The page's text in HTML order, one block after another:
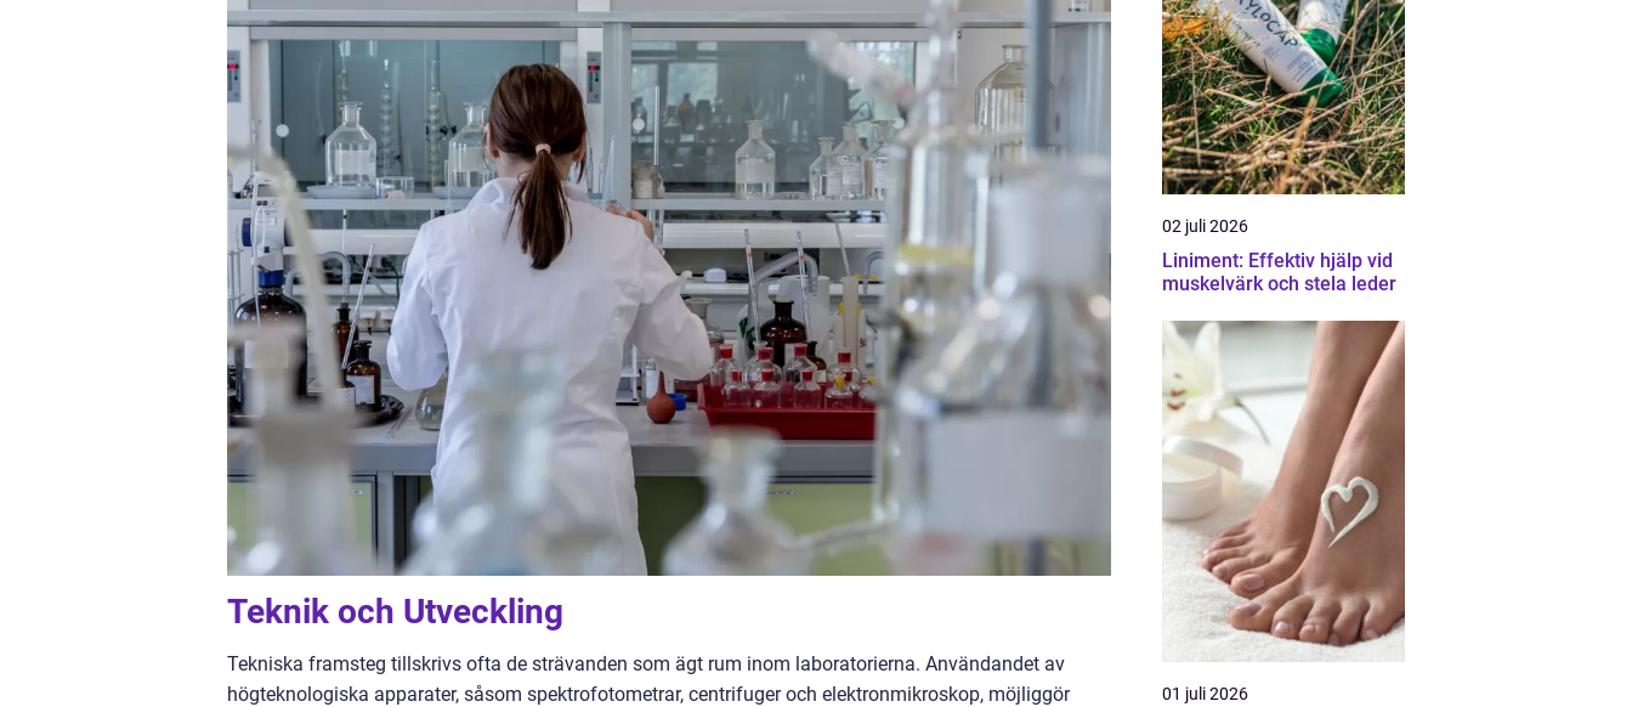
Teknik och Utveckling
Tekniska framsteg tillskrivs ofta de strävanden som ägt rum inom laboratorierna. Användandet av
högteknologiska apparater, såsom spektrofotometrar, centrifuger och elektronmikroskop, möjliggör
02 juli 2026
Liniment: Effektiv hjälp vid
muskelvärk och stela leder
01 juli 2026